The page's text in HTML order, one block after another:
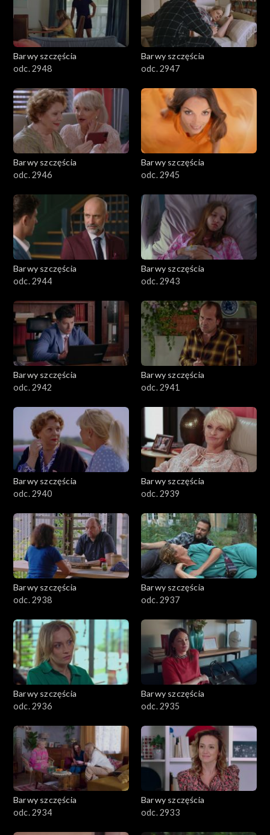
Barwy szczęścia
odc. 2948
Barwy szczęścia
odc. 2947
Barwy szczęścia
odc. 2946
Barwy szczęścia
odc. 2945
Barwy szczęścia
odc. 2944
Barwy szczęścia
odc. 2943
Barwy szczęścia
odc. 2942
Barwy szczęścia
odc. 2941
Barwy szczęścia
odc. 2940
Barwy szczęścia
odc. 2939
Barwy szczęścia
odc. 2938
Barwy szczęścia
odc. 2937
Barwy szczęścia
odc. 2936
Barwy szczęścia
odc. 2935
Barwy szczęścia
odc. 2934
Barwy szczęścia
odc. 2933